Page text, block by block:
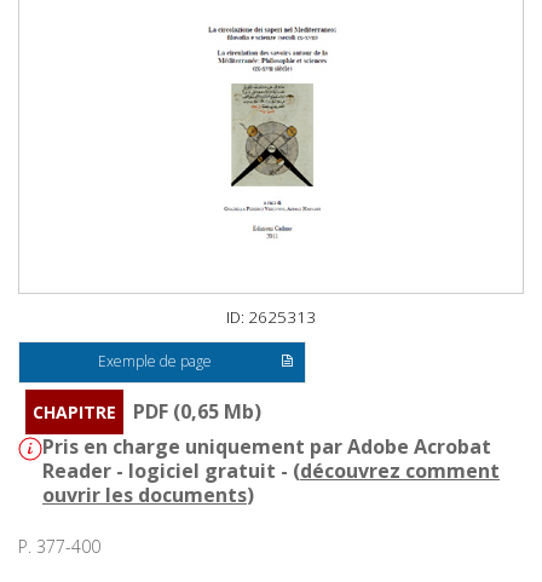
ID: 2625313
Exemple de page
CHAPITRE
PDF (0,65 Mb)
Pris en charge uniquement par Adobe Acrobat
Reader - logiciel gratuit - (découvrez comment
ouvrir les documents)
P. 377-400